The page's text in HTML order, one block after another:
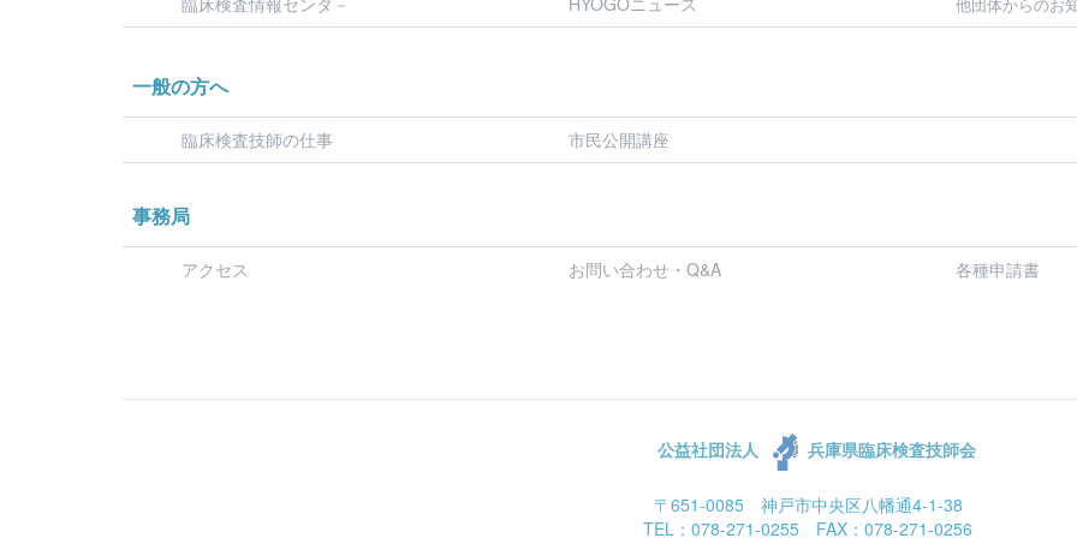
他団体からのお
一般の方へ
臨床検査技師の仕事 市民公開講座
事務局
アクセス お問い合わせ・Q&A 各種申請書
公益社団法人 兵庫県臨床検査技師会
〒651-0085 神戸市中央区八幡通4-1-38
TEL：078-271-0255 FAX：078-271-0256